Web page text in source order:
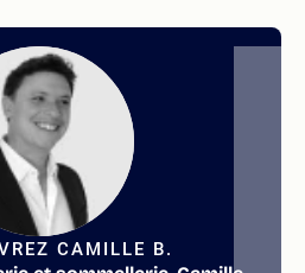
CAMILLE B.